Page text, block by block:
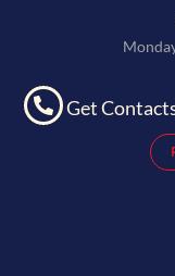
Get